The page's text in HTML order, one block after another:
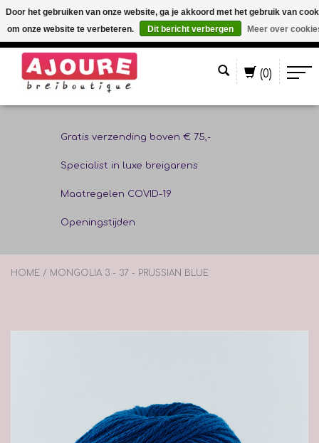
(0)
Gratis verzending boven € 75,-
Specialist in luxe breigarens
Maatregelen COVID-19
Openingstijden
HOME / MONGOLIA 3 - 37 - PRUSSIAN BLUE
Door het gebruiken van onze website, ga je akkoord met het gebruik van
om onze website te verbeteren.
Dit bericht verbergen Meer over